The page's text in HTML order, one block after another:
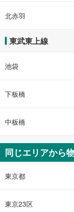
北赤羽
東武東上線
池袋
下板橋
中板橋
同じエリアから
東京都
東京23区